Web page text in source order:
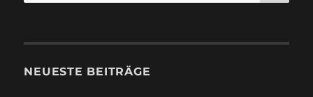
NEUESTE BEITRÄGE